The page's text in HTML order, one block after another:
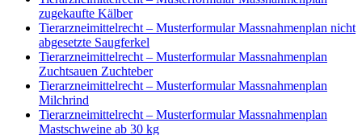
zugekaufte Kälber
Tierarzneimittelrecht – Musterformular Massnahmenplan nicht
abgesetzte Saugferkel
Tierarzneimittelrecht – Musterformular Massnahmenplan
Zuchtsauen Zuchteber
Tierarzneimittelrecht – Musterformular Massnahmenplan
Milchrind
Tierarzneimittelrecht – Musterformular Massnahmenplan
Mastschweine ab 30 kg